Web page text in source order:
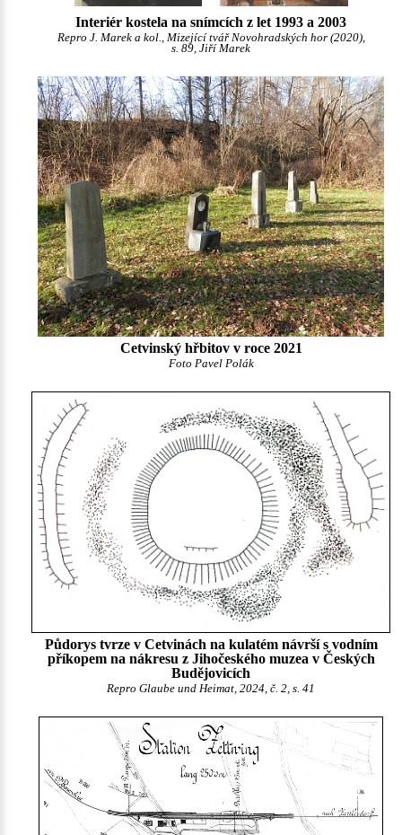
Interiér kostela na snímcích z let 1993 a 2003
Repro J. Marek a kol., Mizející tvář Novohradských hor (2020),
s. 89, Jiří Marek
Cetvinský hřbitov v roce 2021
Foto Pavel Polák
Půdorys tvrze v Cetvinách na kulatém návrší s vodním
příkopem na nákresu z Jihočeského muzea v Českých
Budějovicích
Repro Glaube und Heimat, 2024, č. 2, s. 41